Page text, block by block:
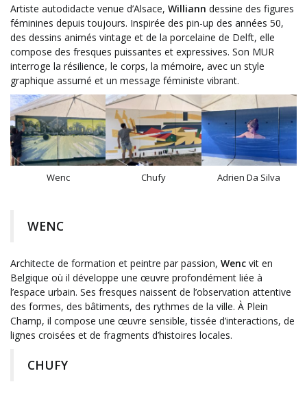
Artiste autodidacte venue d’Alsace, Williann dessine des figures
féminines depuis toujours. Inspirée des pin-up des années 50,
des dessins animés vintage et de la porcelaine de Delft, elle
compose des fresques puissantes et expressives. Son MUR
interroge la résilience, le corps, la mémoire, avec un style
graphique assumé et un message féministe vibrant.
Wenc Chufy Adrien Da Silva
WENC
Architecte de formation et peintre par passion, Wenc vit en
Belgique où il développe une œuvre profondément liée à
l’espace urbain. Ses fresques naissent de l’observation attentive
des formes, des bâtiments, des rythmes de la ville. À Plein
Champ, il compose une œuvre sensible, tissée d’interactions, de
lignes croisées et de fragments d’histoires locales.
CHUFY